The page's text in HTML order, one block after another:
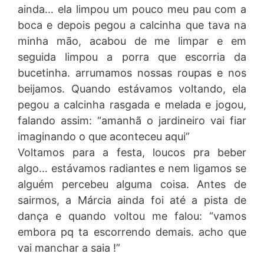
ainda… ela limpou um pouco meu pau com a
boca e depois pegou a calcinha que tava na
minha mão, acabou de me limpar e em
seguida limpou a porra que escorria da
bucetinha. arrumamos nossas roupas e nos
beijamos. Quando estávamos voltando, ela
pegou a calcinha rasgada e melada e jogou,
falando assim: “amanhã o jardineiro vai fiar
imaginando o que aconteceu aqui”
Voltamos para a festa, loucos pra beber
algo… estávamos radiantes e nem ligamos se
alguém percebeu alguma coisa. Antes de
sairmos, a Márcia ainda foi até a pista de
dança e quando voltou me falou: “vamos
embora pq ta escorrendo demais. acho que
vai manchar a saia !”